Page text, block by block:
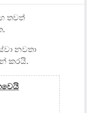
තවත්
නවතා
කරයි.